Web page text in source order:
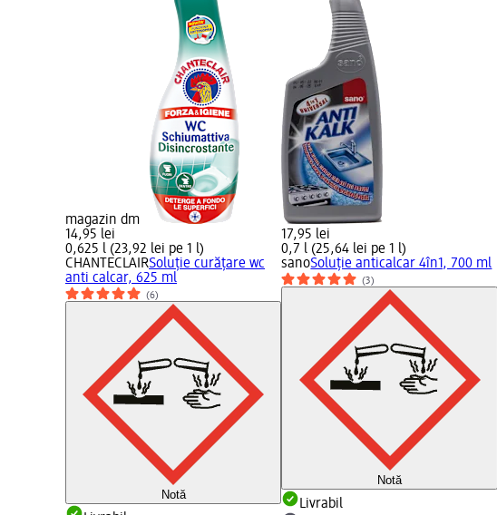
magazin dm
14,95 lei
0,625 l (23,92 lei pe 1 l)
CHANTECLAIRSoluție curățare wc
anti calcar, 625 ml
(6)
Notă
17,95 lei
0,7 l (25,64 lei pe 1 l)
sanoSoluție anticalcar 4în1, 700 ml
(3)
Notă
Livrabil